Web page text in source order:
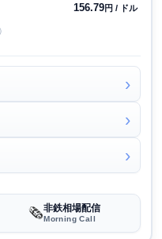
156.79円 / ドル
🗞️非鉄相場配信
Morning Call